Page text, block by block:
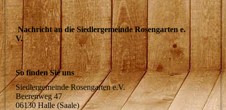
Nachricht an die Siedlergemeinde Rosengarten e.
V.
So finden Sie uns
Siedlergemeinde Rosengarten e.V.
Beerenweg 47
06130 Halle (Saale)